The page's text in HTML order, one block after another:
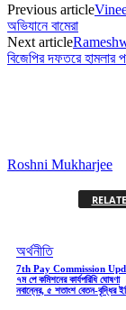
Previous article
অভিযানে বামেরা
Next article
বিজেপির দফতরে হামলার
Roshni Mukharjee
অর্থনীতি
7th Pay Commission
৭ম পে কমিশনের কার্যপরিধি ঘোষণা
নবান্নের, ৫ শতাংশ বেতন-বৃদ্ধির